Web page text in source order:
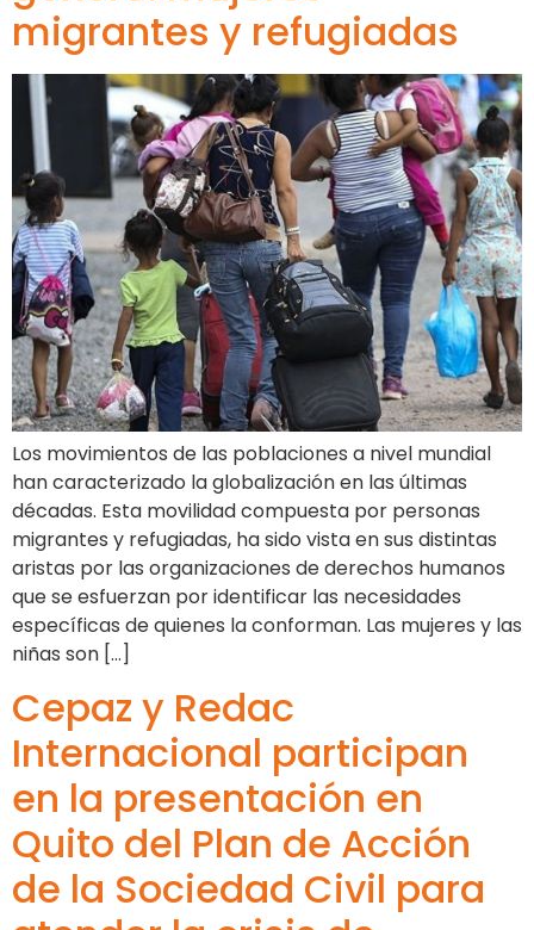
migrantes y refugiadas
Los movimientos de las poblaciones a nivel mundial
han caracterizado la globalización en las últimas
décadas. Esta movilidad compuesta por personas
migrantes y refugiadas, ha sido vista en sus distintas
aristas por las organizaciones de derechos humanos
que se esfuerzan por identificar las necesidades
específicas de quienes la conforman. Las mujeres y las
niñas son […]
Cepaz y Redac
Internacional participan
en la presentación en
Quito del Plan de Acción
de la Sociedad Civil para